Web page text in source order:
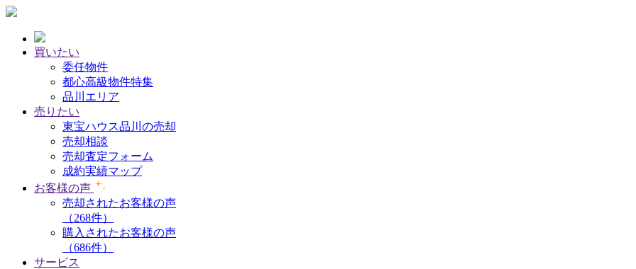
買いたい
委任物件
都心高級物件特集
品川エリア
売りたい
東宝ハウス品川の売却
売却相談
売却査定フォーム
成約実績マップ
お客様の声
売却されたお客様の声
（268件）
購入されたお客様の声
（686件）
サービス